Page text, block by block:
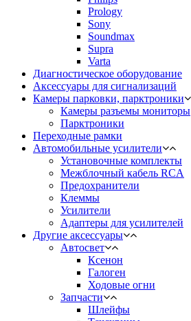
Prology
Sony
Soundmax
Supra
Varta
Диагностическое оборудование
Аксессуары для сигнализаций
Камеры парковки, парктроники
Камеры разъемы мониторы
Парктроники
Переходные рамки
Автомобильные усилители
Установочные комплекты
Межблочный кабель RCA
Предохранители
Клеммы
Усилители
Адаптеры для усилителей
Другие аксессуары
Автосвет
Ксенон
Галоген
Ходовые огни
Запчасти
Шлейфы